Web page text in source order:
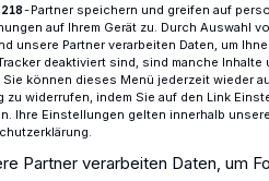
positionieren sich zur
218-Partner speichern und greifen auf
auf Ihrem Gerät zu. Durch Auswahl
unsere Partner verarbeiten Daten, um
deaktiviert sind, sind manche
Sie können dieses Menü jederzeit wieder
zu widerrufen, indem Sie auf den Link
Ihre Einstellungen gelten innerhalb
Partner verarbeiten Daten, um